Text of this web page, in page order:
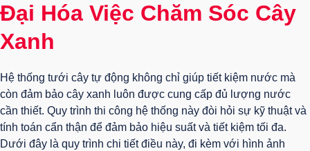
Đại Hóa Việc Chăm Sóc Cây
Xanh
Hệ thống tưới cây tự động không chỉ giúp tiết kiệm nước mà
còn đảm bảo cây xanh luôn được cung cấp đủ lượng nước
cần thiết. Quy trình thi công hệ thống này đòi hỏi sự kỹ thuật và
tính toán cẩn thận để đảm bảo hiệu suất và tiết kiệm tối đa.
Dưới đây là quy trình chi tiết điều này, đi kèm với hình ảnh